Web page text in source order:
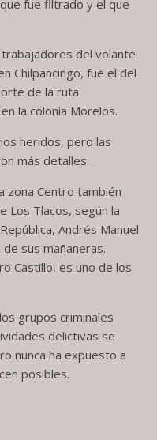
fue filtrado y el que
del volante
Chilpancingo, fue el del
de la ruta
la colonia Morelos.
heridos, pero las
más detalles.
zona Centro también
Los Tlacos, según la
Andrés Manuel
sus mañaneras.
Castillo, es uno de los
grupos criminales
delictivas se
nunca ha expuesto a
posibles.